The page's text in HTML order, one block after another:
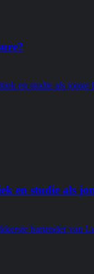
en studie als